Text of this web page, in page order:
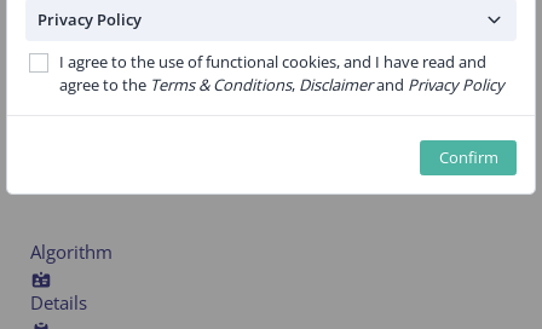
Privacy Policy
I agree to the use of functional cookies, and I have read and
agree to the Terms & Conditions, Disclaimerand Privacy Policy
Confirm
MQ, Hayman SR, Buadi FK, Colby C, et al.
Version:1.36
Algorithm
Details